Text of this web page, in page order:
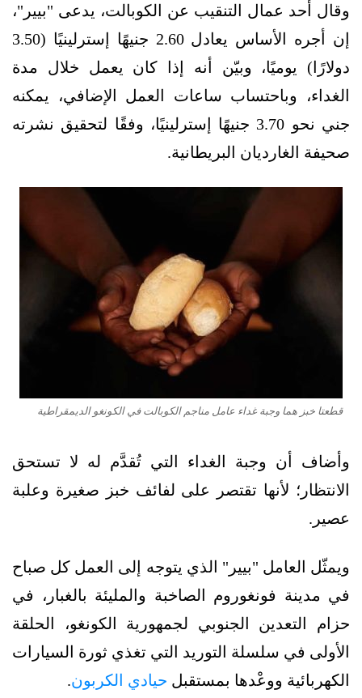
وقال أحد عمال التنقيب عن الكوبالت، يدعى "بيير"،
إن أجره الأساس يعادل 2.60 جنيهًا إسترلينيًا (3.50
دولارًا) يوميًا، وبيّن أنه إذا كان يعمل خلال مدة
الغداء، وباحتساب ساعات العمل الإضافي، يمكنه
جني نحو 3.70 جنيهًا إسترلينيًا، وفقًا لتحقيق نشرته
صحيفة الغارديان البريطانية.
قطعتا خبز هما وجبة غداء عامل مناجم الكوبالت في الكونغو الديمقراطية
وأضاف أن وجبة الغداء التي تُقدَّم له لا تستحق
الانتظار؛ لأنها تقتصر على لفائف خبز صغيرة وعلبة
عصير.
ويمثّل العامل "بيير" الذي يتوجه إلى العمل كل صباح
في مدينة فونغوروم الصاخبة والمليئة بالغبار، في
حزام التعدين الجنوبي لجمهورية الكونغو، الحلقة
الأولى في سلسلة التوريد التي تغذي ثورة السيارات
الكهربائية ووعْدها بمستقبل حيادي الكربون.